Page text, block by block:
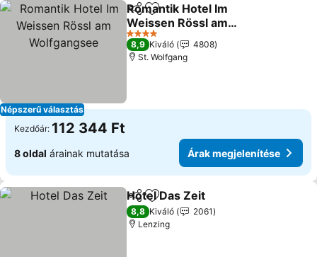
Népszerű választás
Megosztás
Hozzáadás a kedvencekhez
Romantik Hotel Im
Weissen Rössl am
Wolfgangsee
Árak megjelenítése
4 Kategória
8,9 Kiváló
4808
St. Wolfgang
Kezdőár: 112 344 Ft
8 oldal árainak mutatása Árak megjelenítése
Megosztás
Hozzáadás a kedvencekhez
Hotel Das Zeit
8,8 Kiváló
2061
Lenzing